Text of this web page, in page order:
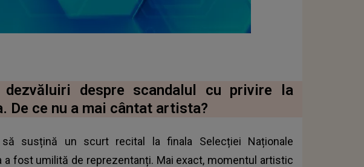
despre scandalul cu privire la
De ce nu a mai cântat artista?
susțină un scurt recital la finala Selecției Naționale
a fost umilită de reprezentanți. Mai exact, momentul artistic